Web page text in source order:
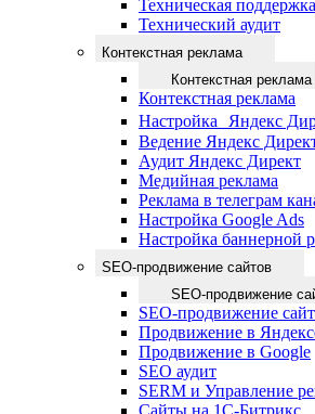
Техническая поддержка
Технический аудит
Контекстная реклама
Контекстная реклама
Контекстная реклама
Настройка Яндекс
Ведение Яндекс
Аудит Яндекс Директ
Медийная реклама
Реклама в телеграм
Настройка Google Ads
Настройка баннерной
SEO-продвижение сайтов
SEO-продвижение
SEO-продвижение
Продвижение в
Продвижение в Google
SEO аудит
SERM и Управление
Сайты на 1С-Битрикс